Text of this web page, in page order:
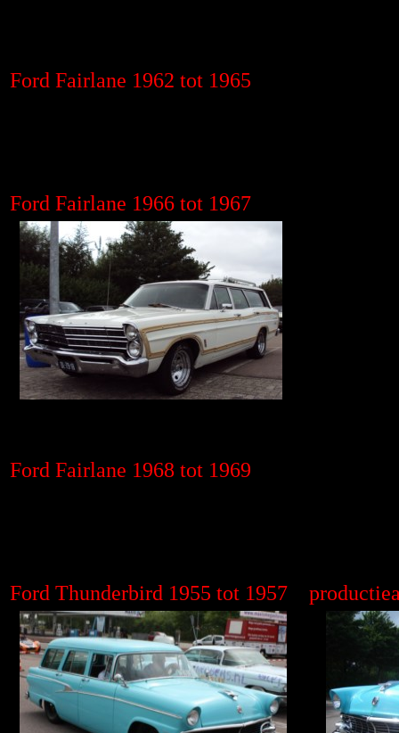
Ford Fairlane 1962 tot 1965
Ford Fairlane 1966 tot 1967
Ford Fairlane 1968 tot 1969
Ford Thunderbird 1955 tot 1957